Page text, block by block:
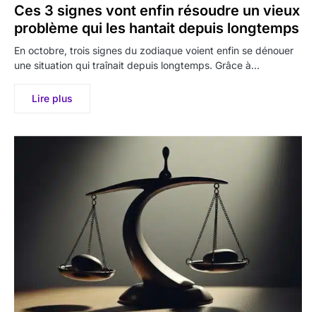
Ces 3 signes vont enfin résoudre un vieux
problème qui les hantait depuis longtemps
En octobre, trois signes du zodiaque voient enfin se dénouer
une situation qui traînait depuis longtemps. Grâce à…
Lire plus